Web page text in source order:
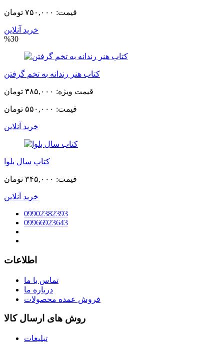
قیمت: ۷۵۰,۰۰۰ تومان
خرید آنلاین
%30
کتاب هنر رندانه به تخم گرفتن
قیمت ویژه: ۳۸۵,۰۰۰ تومان
قیمت: ۵۵۰,۰۰۰ تومان
خرید آنلاین
کتاب سال بلوا
قیمت: ۳۴۵,۰۰۰ تومان
خرید آنلاین
09902382393
09966923643
اطلاعات
تماس با ما
درباره ما
فروش عمده محصولات
روش های ارسال کالا
تبلیغات